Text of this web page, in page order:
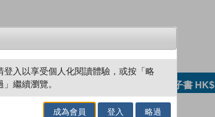
加入／閱讀電子書 購買電子書
登入以享受個人化閱讀體驗，或按「略
」繼續瀏覽。
成為會員 登入 略過